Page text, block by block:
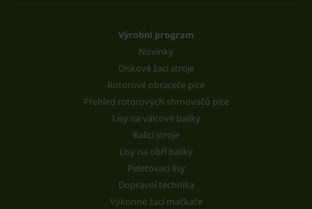
Výrobní program
Novinky
Diskové žací stroje
Rotorové obraceče píce
Přehled rotorových shrnovačů píce
Lisy na válcové balíky
Balicí stroje
Lisy na obří balíky
Peletovací lisy
Dopravní technika
Výkonné žací mačkače